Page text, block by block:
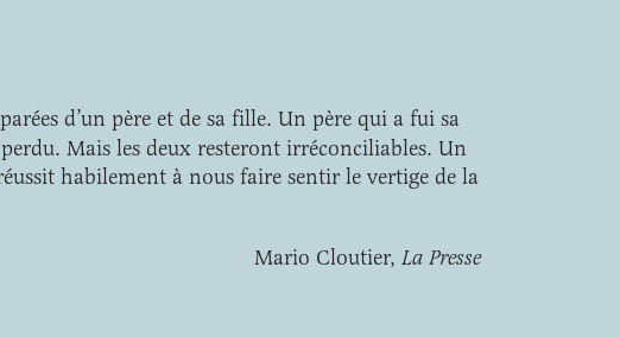
d’un père et de sa fille. Un père qui a fui sa
Mais les deux resteront irréconciliables. Un
habilement à nous faire sentir le vertige de la
Mario Cloutier, La Presse